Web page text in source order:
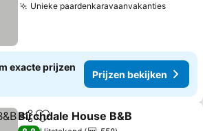
Unieke paardenkaravaanvakanties
exacte prijzen
Prijzen bekijken
DelenToevoegen aan favorieten
Birchdale House B&B